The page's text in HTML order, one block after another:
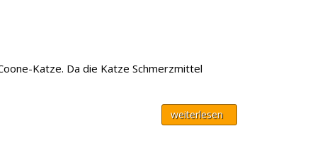
Katze. Da die Katze Schmerzmittel
weiterlesen